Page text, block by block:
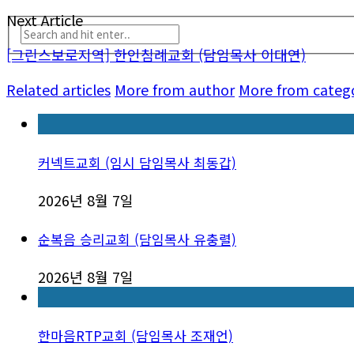
Next Article
[그린스보로지역] 한인침례교회 (담임목사 이대연)
Related articles More from author More from
커넥트교회 (임시 담임목사 최동갑)
2026년 8월 7일
순복음 승리교회 (담임목사 유충렬)
2026년 8월 7일
한마음RTP교회 (담임목사 조재언)